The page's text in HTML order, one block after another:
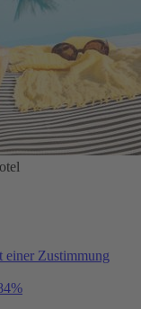
einer Zustimmung